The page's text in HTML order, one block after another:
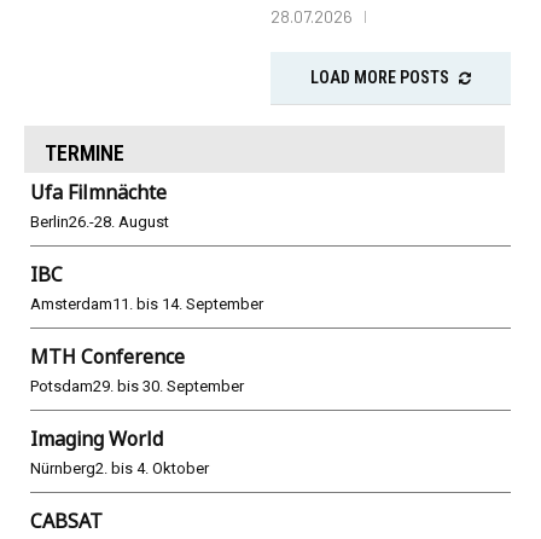
28.07.2026
LOAD MORE POSTS
TERMINE
Ufa Filmnächte
Berlin26.-28. August
IBC
Amsterdam11. bis 14. September
MTH Conference
Potsdam29. bis 30. September
Imaging World
Nürnberg2. bis 4. Oktober
CABSAT